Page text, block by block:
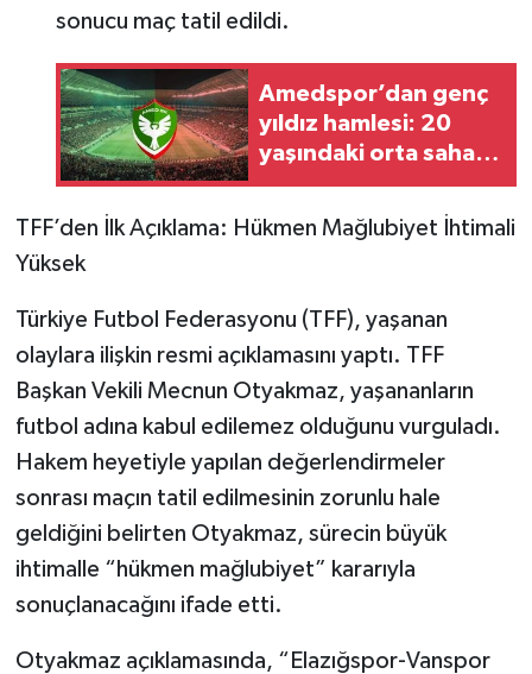
sonucu maç tatil edildi.
Amedspor’dan genç
yıldız hamlesi: 20
yaşındaki orta saha
gündemde
TFF’den İlk Açıklama: Hükmen Mağlubiyet İhtimali
Yüksek
Türkiye Futbol Federasyonu (TFF), yaşanan
olaylara ilişkin resmi açıklamasını yaptı. TFF
Başkan Vekili Mecnun Otyakmaz, yaşananların
futbol adına kabul edilemez olduğunu vurguladı.
Hakem heyetiyle yapılan değerlendirmeler
sonrası maçın tatil edilmesinin zorunlu hale
geldiğini belirten Otyakmaz, sürecin büyük
ihtimalle “hükmen mağlubiyet” kararıyla
sonuçlanacağını ifade etti.
Otyakmaz açıklamasında, “Elazığspor-Vanspor